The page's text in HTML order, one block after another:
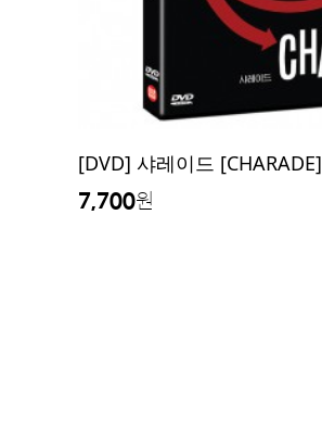
[DVD] 샤레이드 [CHARADE]
7,700원